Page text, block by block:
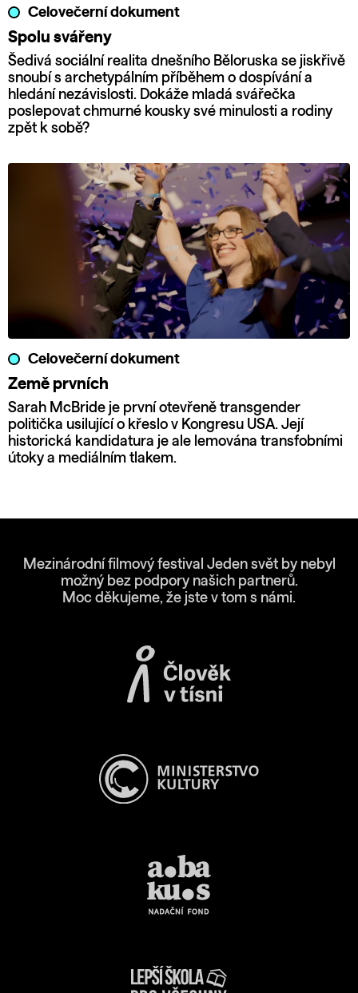
Celovečerní dokument
Spolu svářeny
Šedivá sociální realita dnešního Běloruska se jiskřivě
snoubí s archetypálním příběhem o dospívání a
hledání nezávislosti. Dokáže mladá svářečka
poslepovat chmurné kousky své minulosti a rodiny
zpět k sobě?
Celovečerní dokument
Země prvních
Sarah McBride je první otevřeně transgender
politička usilující o křeslo v Kongresu USA. Její
historická kandidatura je ale lemována transfobními
útoky a mediálním tlakem.
Mezinárodní filmový festival Jeden svět by nebyl
možný bez podpory našich partnerů.
Moc děkujeme, že jste v tom s námi.